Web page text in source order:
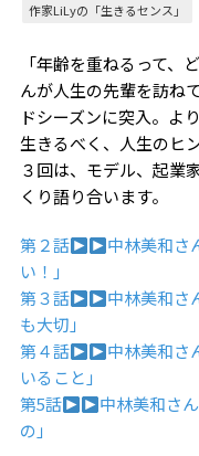
作家LiLyの「生きるセンス」
「年齢を重ねるって、
んが人生の先輩を訪ね
ドシーズンに突入。よ
生きるべく、人生のヒ
３回は、モデル、起業
くり語り合います。
第２話
中林美和さ
い！」
第３話
中林美和さ
も大切」
第４話
中林美和さ
いること」
第5話
中林美和さ
の」